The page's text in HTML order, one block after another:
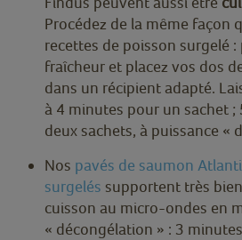
Procédez de la même façon
recettes de poisson surgelé :
fraîcheur et placez vos dos
dans un récipient adapté.
à 4 minutes pour un sachet
deux sachets, à puissance «
Nos pavés de saumon
surgelés supportent très
cuisson au micro-ondes en
« décongélation » : 3